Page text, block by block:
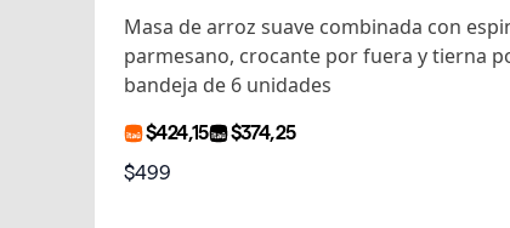
Masa de arroz suave combinada con
parmesano, crocante por fuera y tierna
bandeja de 6 unidades
$424,15 $374,25
$499